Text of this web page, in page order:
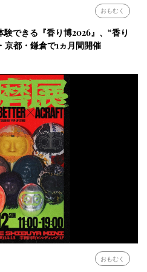
おもむく
できる『香り博2026』、“香り
京都・鎌倉で1ヵ月間開催
おもむく